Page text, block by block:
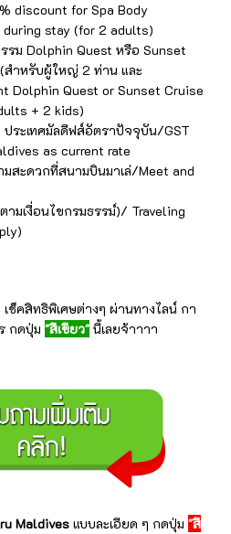
discount for Spa Body
during stay (for 2 adults)
ม Dolphin Quest หรือ Sunset
สำหรับผู้ใหญ่ 2 ท่าน และ
Dolphin Quest or Sunset Cruise
+ 2 kids)
ประเทศมัลดีฟส์อัตราปัจจุบัน/GST
as current rate
สะดวกที่สนามบินมาเล่/Meet and
ามเงื่อนไขกรมธรรม์)/ Traveling
ช็คสิทธิพิเศษต่างๆ ผ่านทางไลน์ กา
กดปุ่ม "สีเขียว" นี้เลยจ้าาาา
Maldives แบบละเอียด ๆ กดปุ่ม "สี